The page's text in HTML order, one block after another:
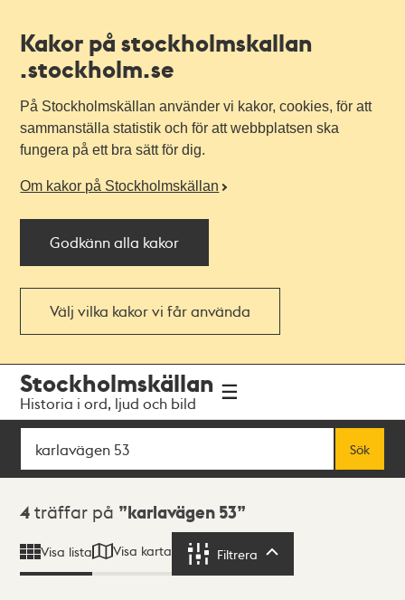
Kakor på stockholmskallan
.stockholm.se
På Stockholmskällan använder vi kakor, cookies, för att
sammanställa statistik och för att webbplatsen ska
fungera på ett bra sätt för dig.
Om kakor på Stockholmskällan
Godkänn alla kakor
Välj vilka kakor vi får använda
navigationen
huvudinnehållet
Stockholmskällan
Historia i ord, ljud och bild
Sök
Sök
Sökresultat
4 träffar på karlavägen 53
Visa lista Visa karta Filtrera